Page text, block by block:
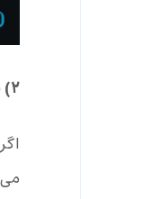
۲) بستن کامنت‌های استوری بعد از انتشار